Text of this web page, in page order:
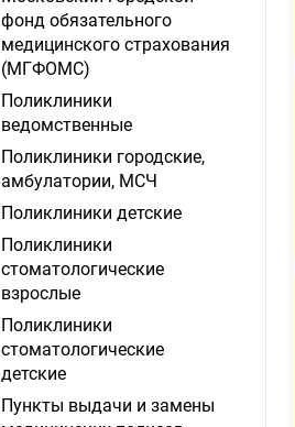
фонд обязательного
медицинского страхования
(МГФОМС)
Поликлиники
ведомственные
Поликлиники городские,
амбулатории, МСЧ
Поликлиники детские
Поликлиники
стоматологические
взрослые
Поликлиники
стоматологические
детские
Пункты выдачи и замены